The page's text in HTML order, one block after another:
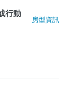
行動
房型資訊